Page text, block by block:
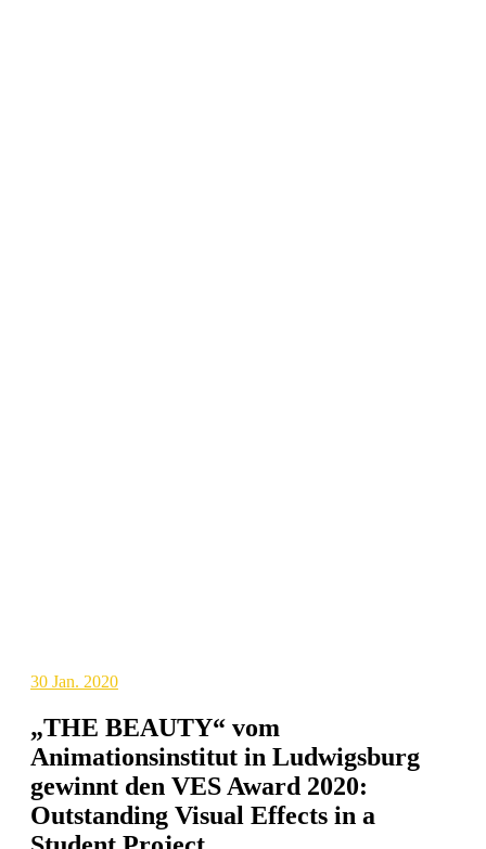
30 Jan. 2020
„THE BEAUTY“ vom
Animationsinstitut in Ludwigsburg
gewinnt den VES Award 2020:
Outstanding Visual Effects in a